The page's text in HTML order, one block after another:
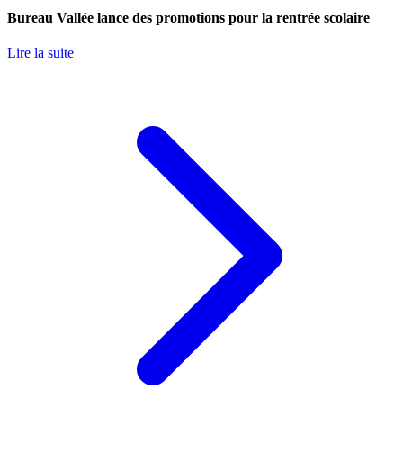
Bureau Vallée lance des promotions pour la rentrée scolaire
Lire la suite